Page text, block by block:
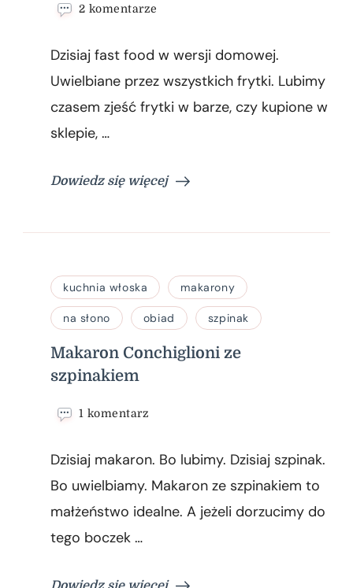
2 komentarze
z
piekarnika
Dzisiaj fast food w wersji domowej.
Uwielbiane przez wszystkich frytki. Lubimy
czasem zjeść frytki w barze, czy kupione w
sklepie, …
Dowiedz się więcej
kuchnia włoska makarony
na słono obiad szpinak
Makaron Conchiglioni ze
szpinakiem
1 komentarz
ze
szpinakiem
Dzisiaj makaron. Bo lubimy. Dzisiaj szpinak.
Bo uwielbiamy. Makaron ze szpinakiem to
małżeństwo idealne. A jeżeli dorzucimy do
tego boczek …